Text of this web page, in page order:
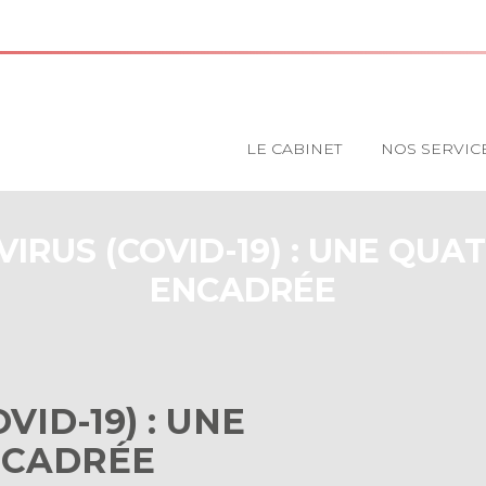
Principal
LE CABINET NOS
(COVID-19) : UNE
ENCADRÉE
19) : UNE